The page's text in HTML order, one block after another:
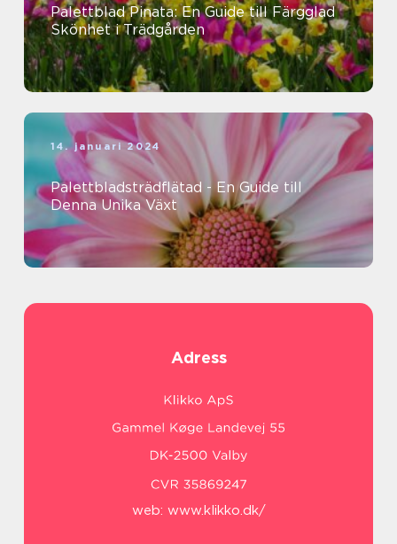
Palettblad Pinata: En Guide till Färgglad
Skönhet i Trädgården
14. januari 2024
Palettbladsträdflätad - En Guide till
Denna Unika Växt
Adress
web: www.klikko.dk/